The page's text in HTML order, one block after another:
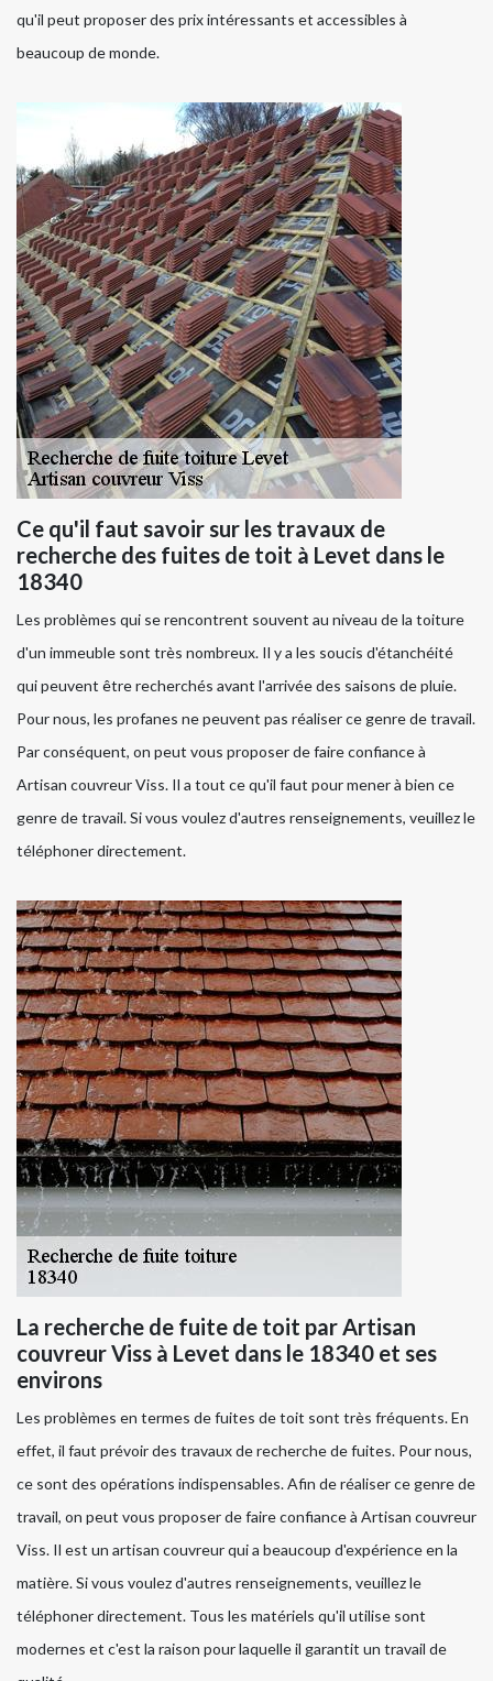
qu'il peut proposer des prix intéressants et accessibles à
beaucoup de monde.
Ce qu'il faut savoir sur les travaux de
recherche des fuites de toit à Levet dans le
18340
Les problèmes qui se rencontrent souvent au niveau de la toiture
d'un immeuble sont très nombreux. Il y a les soucis d'étanchéité
qui peuvent être recherchés avant l'arrivée des saisons de pluie.
Pour nous, les profanes ne peuvent pas réaliser ce genre de travail.
Par conséquent, on peut vous proposer de faire confiance à
Artisan couvreur Viss. Il a tout ce qu'il faut pour mener à bien ce
genre de travail. Si vous voulez d'autres renseignements, veuillez le
téléphoner directement.
La recherche de fuite de toit par Artisan
couvreur Viss à Levet dans le 18340 et ses
environs
Les problèmes en termes de fuites de toit sont très fréquents. En
effet, il faut prévoir des travaux de recherche de fuites. Pour nous,
ce sont des opérations indispensables. Afin de réaliser ce genre de
travail, on peut vous proposer de faire confiance à Artisan couvreur
Viss. Il est un artisan couvreur qui a beaucoup d'expérience en la
matière. Si vous voulez d'autres renseignements, veuillez le
téléphoner directement. Tous les matériels qu'il utilise sont
modernes et c'est la raison pour laquelle il garantit un travail de